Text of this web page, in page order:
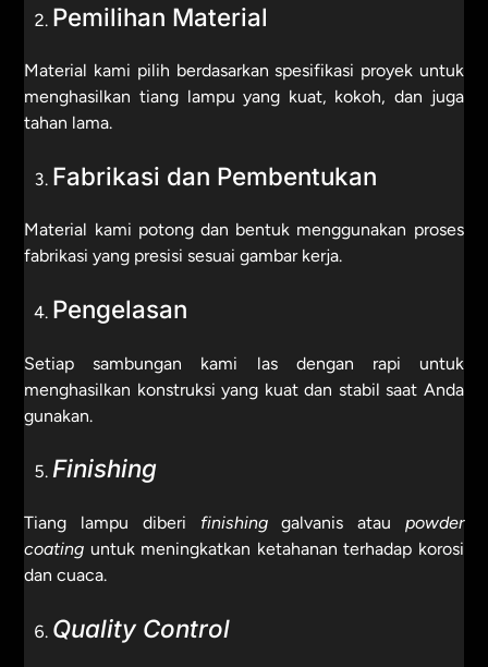
Pemilihan Material
Material kami pilih berdasarkan spesifikasi proyek untuk
menghasilkan tiang lampu yang kuat, kokoh, dan juga
tahan lama.
Fabrikasi dan Pembentukan
Material kami potong dan bentuk menggunakan proses
fabrikasi yang presisi sesuai gambar kerja.
Pengelasan
Setiap sambungan kami las dengan rapi untuk
menghasilkan konstruksi yang kuat dan stabil saat Anda
gunakan.
Finishing
Tiang lampu diberi finishinggalvanis atau powder
coating untuk meningkatkan ketahanan terhadap korosi
dan cuaca.
Quality Control